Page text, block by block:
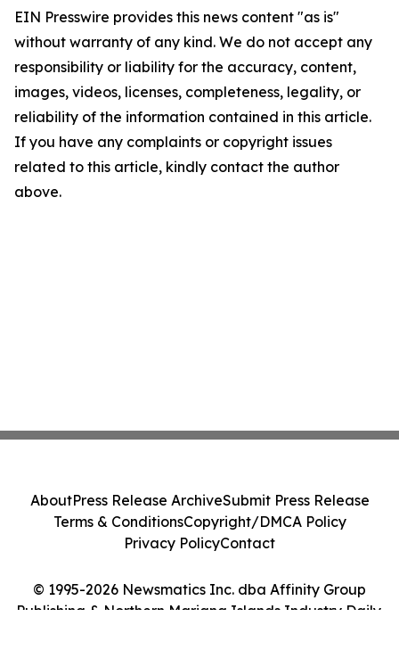
EIN Presswire provides this news content "as is"
without warranty of any kind. We do not accept any
responsibility or liability for the accuracy, content,
images, videos, licenses, completeness, legality, or
reliability of the information contained in this article.
If you have any complaints or copyright issues
related to this article, kindly contact the author
above.
© 1995-2026 Newsmatics Inc. dba Affinity Group
Publishing & Northern Mariana Islands Industry Daily.
AboutPress Release ArchiveSubmit Press Release
Terms & ConditionsCopyright/DMCA Policy
Privacy PolicyContact